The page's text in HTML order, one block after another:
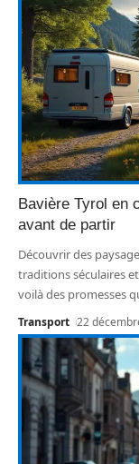
Bavière Tyrol en
avant de partir
Découvrir des
traditions séculaires
voilà des promesses
Transport 22